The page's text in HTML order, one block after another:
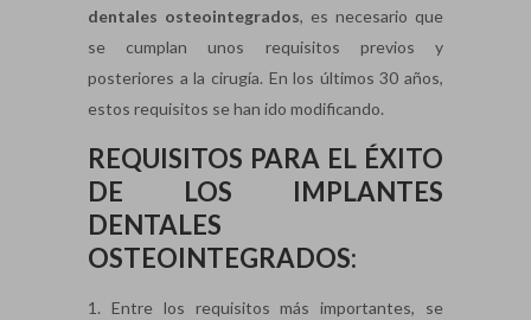
dentales osteointegrados, es necesario que
se cumplan unos requisitos previos y
posteriores a la cirugía. En los últimos 30 años,
estos requisitos se han ido modificando.
REQUISITOS PARA EL ÉXITO
DE LOS IMPLANTES
DENTALES
OSTEOINTEGRADOS:
1. Entre los requisitos más importantes, se